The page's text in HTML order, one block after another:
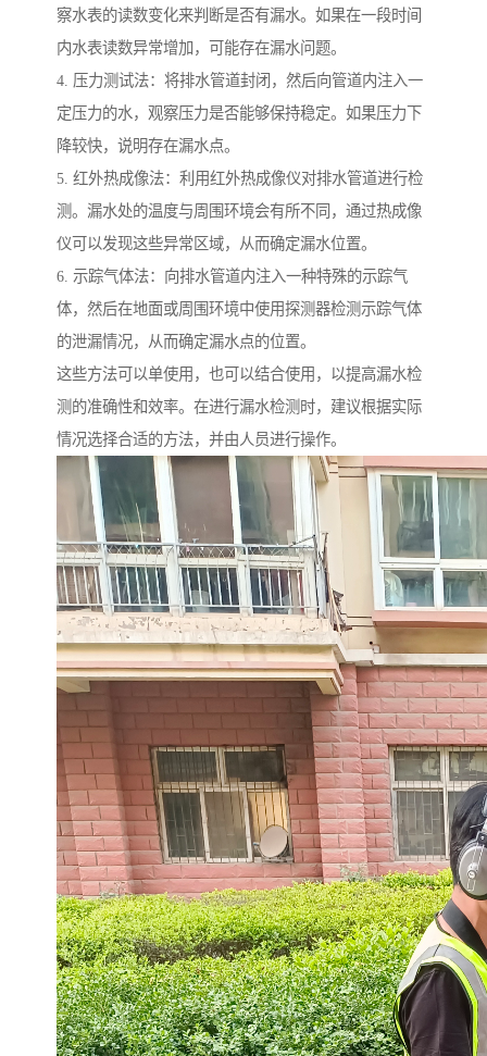
察水表的读数变化来判断是否有漏水。如果在一段时间
内水表读数异常增加，可能存在漏水问题。
4. 压力测试法：将排水管道封闭，然后向管道内注入一
定压力的水，观察压力是否能够保持稳定。如果压力下
降较快，说明存在漏水点。
5. 红外热成像法：利用红外热成像仪对排水管道进行检
测。漏水处的温度与周围环境会有所不同，通过热成像
仪可以发现这些异常区域，从而确定漏水位置。
6. 示踪气体法：向排水管道内注入一种特殊的示踪气
体，然后在地面或周围环境中使用探测器检测示踪气体
的泄漏情况，从而确定漏水点的位置。
这些方法可以单使用，也可以结合使用，以提高漏水检
测的准确性和效率。在进行漏水检测时，建议根据实际
情况选择合适的方法，并由人员进行操作。